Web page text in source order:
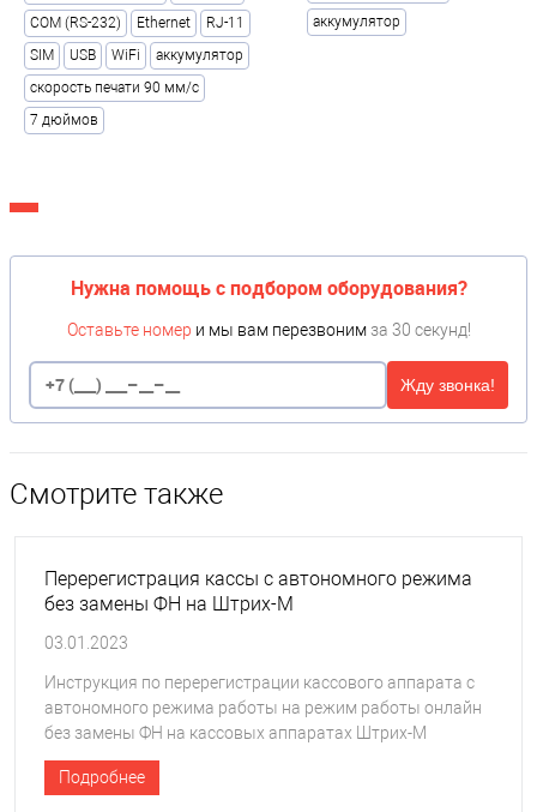
COM (RS-232)
Ethernet
RJ-11
SIM
USB WiFi
аккумулятор
скорость печати 90 мм/с
7 дюймов
аккумулятор
Нужна помощь с подбором оборудования?
Оставьте номер и мы вам перезвоним за 30 секунд!
Жду звонка!
Смотрите также
Перерегистрация кассы с автономного режима
без замены ФН на Штрих-М
03.01.2023
Инструкция по перерегистрации кассового аппарата с
автономного режима работы на режим работы онлайн
без замены ФН на кассовых аппаратах Штрих-М
Подробнее